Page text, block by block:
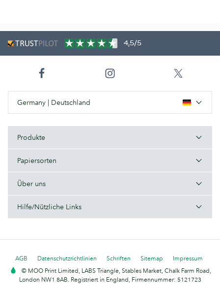
4,5/5
Germany | Deutschland
Produkte
Papiersorten
Über uns
Hilfe/Nützliche Links
AGB Datenschutzrichtlinien Schriften Sitemap
Impressum
© MOO Print Limited, LABS Triangle, Stables Market, Chalk Farm Road,
London NW1 8AB. Registriert in England, Firmennummer: 5121723